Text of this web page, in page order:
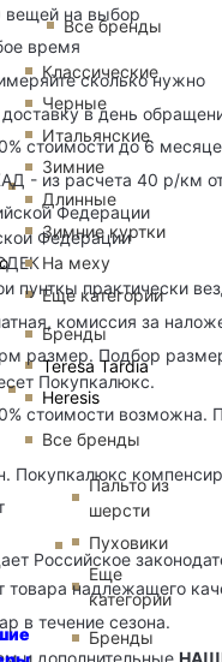
Все бренды
Классические
Черные
Итальянские
Зимние
Длинные
Зимние куртки
На меху
Еще категории
Бренды
Teresa Tardia
Heresis
Все бренды
Пальто из
шерсти
Пуховики
Еще
категории
Бренды
вещей на выбор
время
сколько нужно
в день
стоимости до 6
- из расчета 40 р/км
Федерации
пунткы практически
комиссия за
размер. Подбор
Покупкалюкс.
стоимости возможна.
Покупкалюкс
Российское
товара надлежащего
в течение сезона.
и дополнительные